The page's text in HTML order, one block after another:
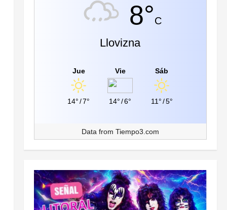
8°C
Llovizna
Jue
14° /7°
Vie
14° /6°
Sáb
11°/5°
Data from Tiempo3.com